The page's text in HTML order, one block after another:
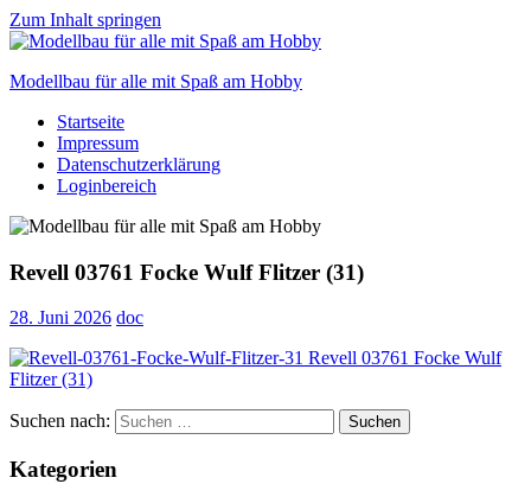
Zum Inhalt springen
Modellbau für alle mit Spaß am Hobby
Scale
modelling
to
Startseite
Impressum
Datenschutzerklärung
Loginbereich
Revell 03761 Focke Wulf Flitzer (31)
28. Juni 2026 doc
Suchen nach: Suchen
Kategorien